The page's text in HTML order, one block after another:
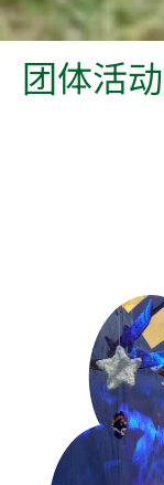
团体活